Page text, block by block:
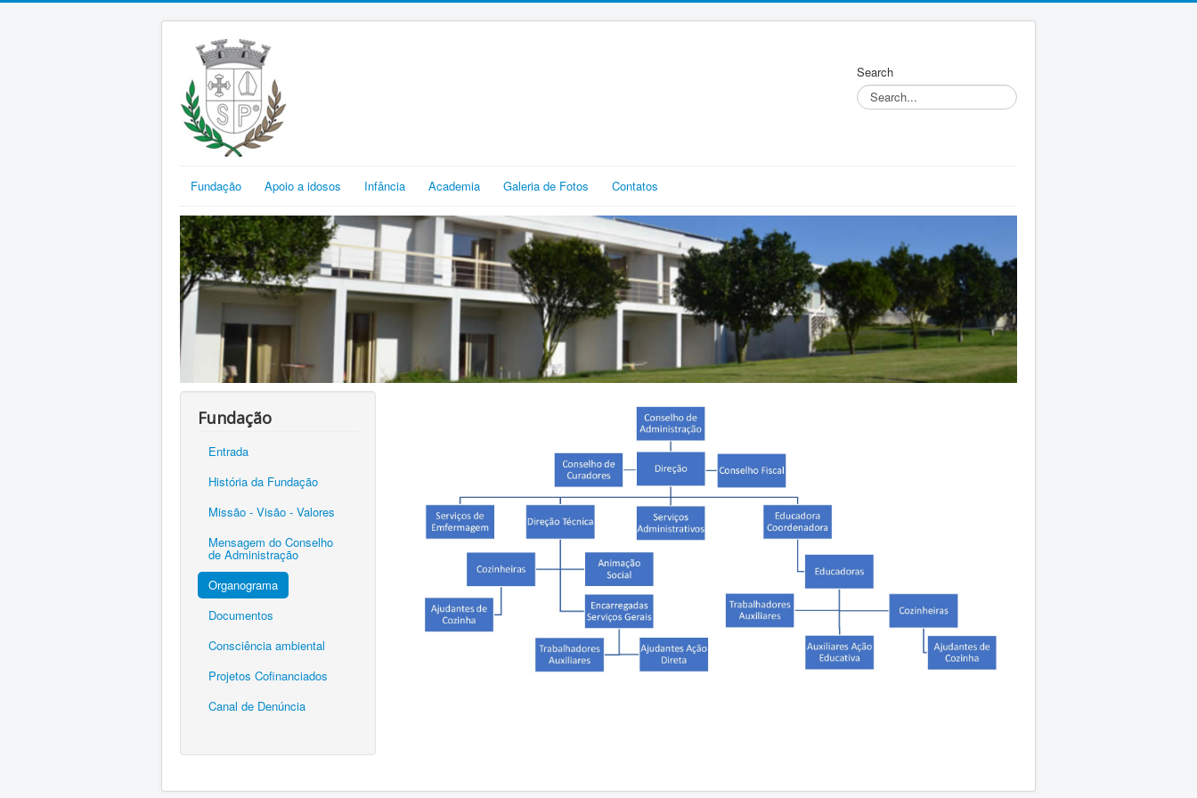
Search
Fundação Apoio a idosos Infância Academia Galeria de Fotos Contatos
Fundação
Entrada
História da Fundação
Missão - Visão - Valores
Mensagem do Conselho
de Administração
Organograma
Documentos
Consciência ambiental
Projetos Cofinanciados
Canal de Denúncia